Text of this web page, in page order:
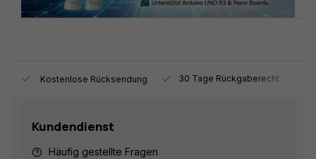
Kostenlose Rücksendung 30 Tage Rückgaberecht
Kundendienst
Häufig gestellte Fragen